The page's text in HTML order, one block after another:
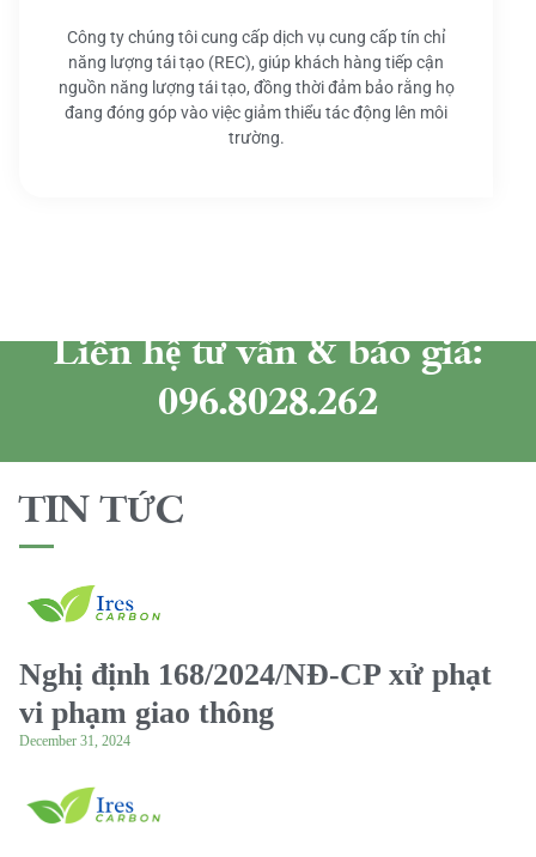
Công ty chúng tôi cung cấp dịch vụ cung cấp tín chỉ
năng lượng tái tạo (REC), giúp khách hàng tiếp cận
nguồn năng lượng tái tạo, đồng thời đảm bảo rằng họ
đang đóng góp vào việc giảm thiểu tác động lên môi
trường.
Liên hệ tư vấn & báo giá:
096.8028.262
TIN TỨC
Nghị định 168/2024/NĐ-CP xử phạt
vi phạm giao thông
December 31, 2024